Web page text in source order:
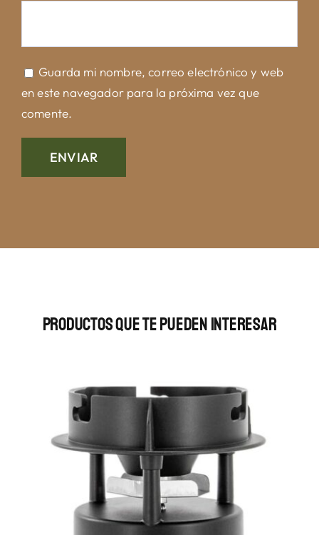
Guarda mi nombre, correo electrónico y web
en este navegador para la próxima vez que
comente.
Productos Que Te Pueden Interesar